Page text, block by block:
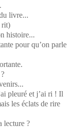
livre...
rit)
histoire...
pour qu’on parle
pleuré et j’ai ri ! Il
les éclats de rire
lecture ?